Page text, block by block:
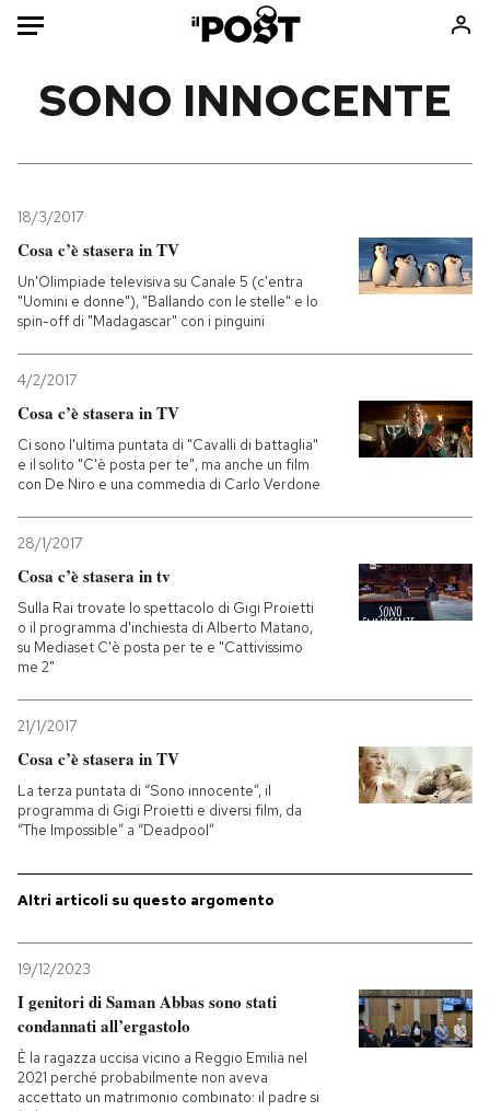
Mondo
Politica
Tecnologia
Internet
Cultura
Economia
Sport
Consumismi
Storie/Idee
Ok Boomer!
Mondiali calcio 2026
PODCAST
NEWSLETTER
I MIEI PREFERITI
SHOP
CALENDARIO
AREA PERSONALE
Entra
SONO INNOCENTE
18/3/2017
Cosa c’è stasera in TV
Un'Olimpiade televisiva su Canale 5 (c'entra
"Uomini e donne"), "Ballando con le stelle" e lo
spin-off di "Madagascar" con i pinguini
4/2/2017
Cosa c’è stasera in TV
Ci sono l'ultima puntata di "Cavalli di battaglia"
e il solito "C'è posta per te", ma anche un film
con De Niro e una commedia di Carlo Verdone
28/1/2017
Cosa c’è stasera in tv
Sulla Rai trovate lo spettacolo di Gigi Proietti
o il programma d'inchiesta di Alberto Matano,
su Mediaset C'è posta per te e "Cattivissimo
me 2"
21/1/2017
Cosa c’è stasera in TV
La terza puntata di “Sono innocente”, il
programma di Gigi Proietti e diversi film, da
“The Impossible” a “Deadpool”
Altri articoli su questo argomento
19/12/2023
I genitori di Saman Abbas sono stati
condannati all’ergastolo
È la ragazza uccisa vicino a Reggio Emilia nel
2021 perché probabilmente non aveva
accettato un matrimonio combinato: il padre si